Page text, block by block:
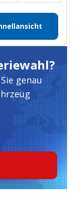
genau